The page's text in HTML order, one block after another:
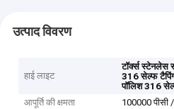
उत्पाद विवरण
हाई लाइट
टॉर्क्स स्टेनलेस
316 सेल्फ
पॉलिश 316
आपूर्ति की क्षमता
100000 पीसी